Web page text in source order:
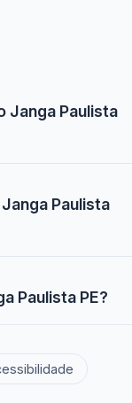
Janga Paulista
Paulista
Paulista PE?